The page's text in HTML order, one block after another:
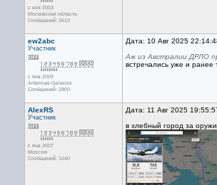
с ноя 2003
Московская область
Сообщений: 2610
ew2abc
Участник
с янв 2009
Antennae Galaxies
Сообщений: 2800
Дата: 10 Авг 2025
Аж из Австралии ДРЛО
встречались уже и
AlexRS
Участник
с янв 2007
Moscow
Сообщений: 1640
Дата: 11 Авг 2025
в хлебный город за